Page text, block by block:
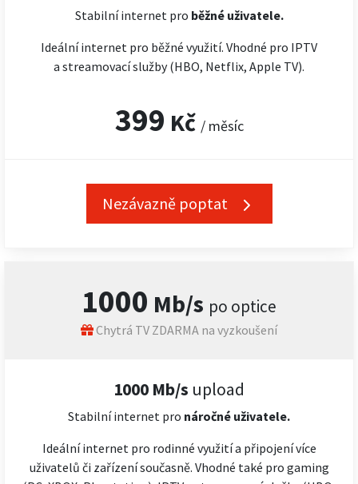
Stabilní internet pro běžné uživatele.
Ideální internet pro běžné využití. Vhodné pro IPTV
a streamovací služby (HBO, Netflix, Apple TV).
399 Kč / měsíc
Nezávazně poptat
1000 Mb/s po optice
Chytrá TV ZDARMA na vyzkoušení
1000 Mb/s upload
Stabilní internet pro náročné uživatele.
Ideální internet pro rodinné využití a připojení více
uživatelů či zařízení současně. Vhodné také pro gaming